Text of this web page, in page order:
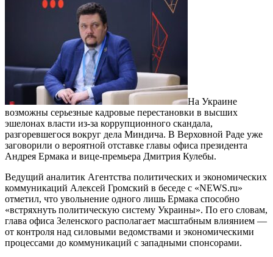
На Украине
возможны серьезные кадровые перестановки в высших
эшелонах власти из-за коррупционного скандала,
разгоревшегося вокруг дела Миндича. В Верховной Раде уже
заговорили о вероятной отставке главы офиса президента
Андрея Ермака и вице-премьера Дмитрия Кулебы.
Ведущий аналитик Агентства политических и экономических
коммуникаций Алексей Громский в беседе с «NEWS.ru»
отметил, что увольнение одного лишь Ермака способно
«встряхнуть политическую систему Украины». По его словам,
глава офиса Зеленского располагает масштабным влиянием —
от контроля над силовыми ведомствами и экономическими
процессами до коммуникаций с западными спонсорами.